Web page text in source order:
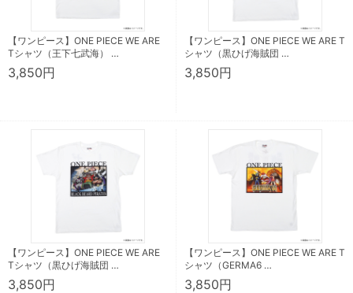
【ワンピース】ONE PIECE WE ARE
Tシャツ（王下七武海） …
3,850円
【ワンピース】ONE PIECE WE ARE T
シャツ（黒ひげ海賊団 …
3,850円
【ワンピース】ONE PIECE WE ARE
Tシャツ（黒ひげ海賊団 …
3,850円
【ワンピース】ONE PIECE WE ARE T
シャツ（GERMA6 …
3,850円